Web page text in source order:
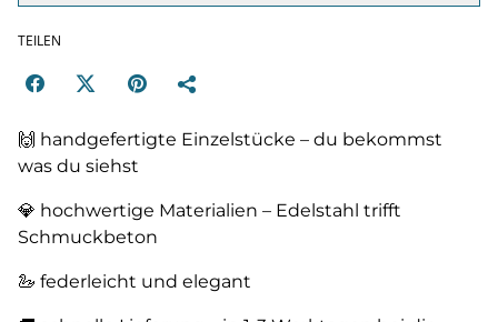
TEILEN
🙌 handgefertigte Einzelstücke – du bekommst
was du siehst
💎 hochwertige Materialien – Edelstahl trifft
Schmuckbeton
🦢 federleicht und elegant